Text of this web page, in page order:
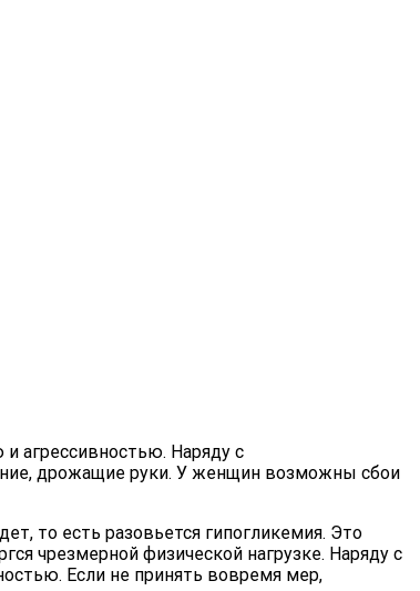
агрессивностью. Наряду с
дрожащие руки. У женщин возможны сбои
то есть разовьется гипогликемия. Это
чрезмерной физической нагрузке. Наряду с
Если не принять вовремя мер,